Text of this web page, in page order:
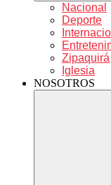
Nacional
Deporte
Zipaquirá
Iglesia
NOSOTROS